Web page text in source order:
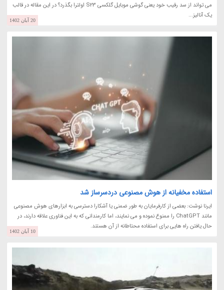
می تواند از سد رقیب خود یعنی گوشی موبایل گلکسی S23 اولترا بگذرد؟ در این مقاله در قالب
یک آنالیز...
20 آبان 1402
استفاده مخفیانه از هوش مصنوعی دردسرساز شد
ایرنا نوشت: بعضی از کارفرمایان به طور ضمنی یا آشکارا دسترسی به ابزارهای هوش مصنوعی
مانند ChatGPT را ممنوع نموده و می نمایند، اما کارمندانی که به این فناوری علاقه دارند، در
حال یافتن راه هایی برای استفاده محتاطانه از آن هستند.
10 آبان 1402